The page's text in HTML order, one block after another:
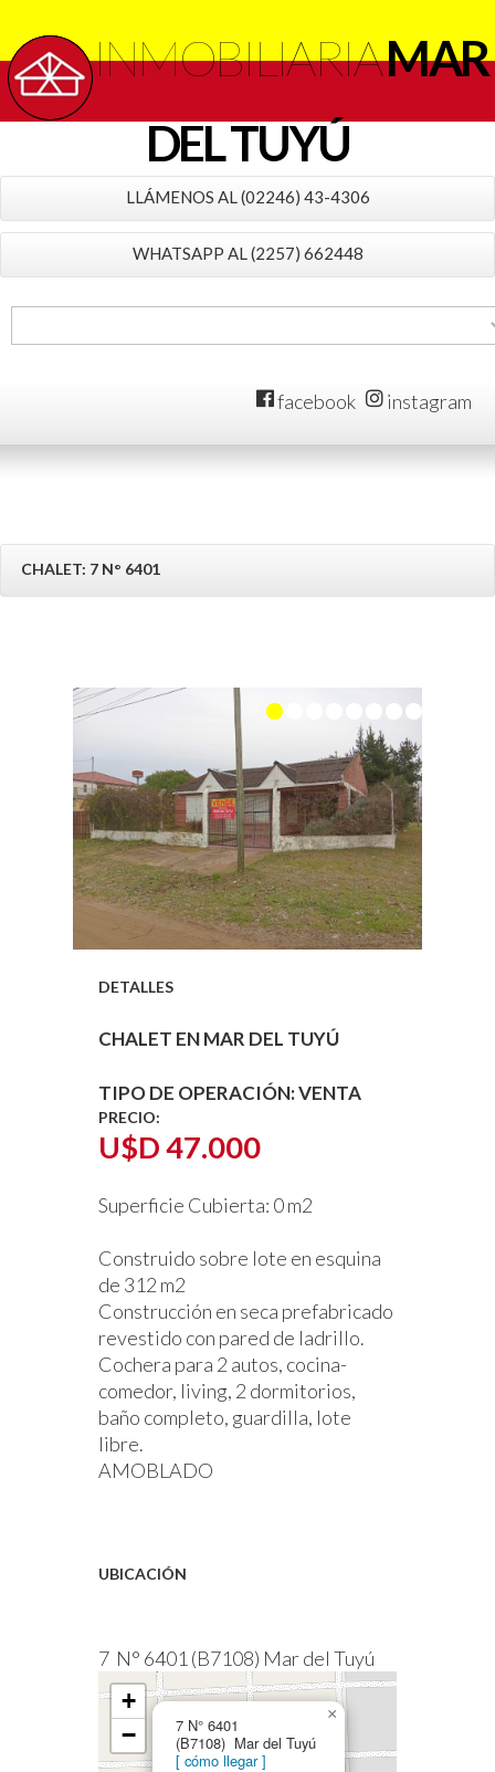
INMOBILIARIAMAR
DEL TUYÚ
LLÁMENOS AL (02246) 43-4306
WHATSAPP AL (2257) 662448
facebook instagram
CHALET: 7 N° 6401
DETALLES
CHALET EN MAR DEL TUYÚ
TIPO DE OPERACIÓN:VENTA
PRECIO:
U$D 47.000
Superficie Cubierta: 0 m2
Construido sobre lote en esquina
de 312 m2
Construcción en seca prefabricado
revestido con pared de ladrillo.
Cochera para 2 autos, cocina-
comedor, living, 2 dormitorios,
baño completo, guardilla, lote
libre.
AMOBLADO
UBICACIÓN
7 N° 6401 (B7108) Mar del Tuyú
7 N° 6401
(B7108) Mar del Tuyú
[ cómo llegar ]
×
+
−